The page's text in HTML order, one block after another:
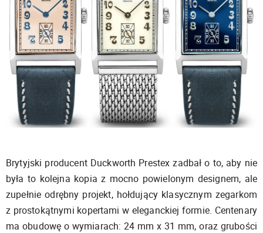
Brytyjski producent Duckworth Prestex zadbał o to, aby nie
była to kolejna kopia z mocno powielonym designem, ale
zupełnie odrębny projekt, hołdujący klasycznym zegarkom
z prostokątnymi kopertami w eleganckiej formie. Centenary
ma obudowę o wymiarach: 24 mm x 31 mm, oraz grubości